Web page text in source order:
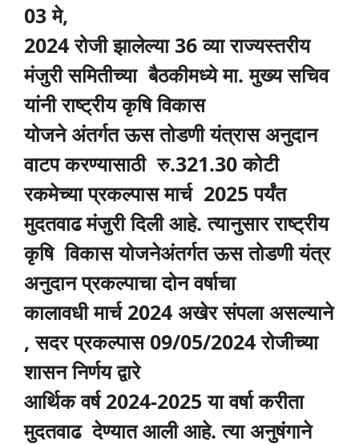
03 मे,
2024 रोजी झालेल्या 36 व्या राज्यस्तरीय
मंजुरी समितीच्या बैठकीमध्ये मा. मुख्य सचिव
यांनी राष्ट्रीय कृषि विकास
योजने अंतर्गत ऊस तोडणी यंत्रास अनुदान
वाटप करण्यासाठी रु.321.30 कोटी
रकमेच्या प्रकल्पास मार्च 2025 पर्यंत
मुदतवाढमंजुरी दिली आहे. त्यानुसार राष्ट्रीय
कृषि विकास योजनेअंतर्गत ऊस तोडणी यंत्र
अनुदान प्रकल्पाचा दोन वर्षाचा
कालावधी मार्च 2024 अखेर संपला असल्याने
, सदर प्रकल्पास 09/05/2024 रोजीच्या
शासन निर्णय द्वारे
आर्थिक वर्ष 2024-2025 या वर्षा करीता
मुदतवाढ देण्यात आली आहे. त्या अनुषंगाने